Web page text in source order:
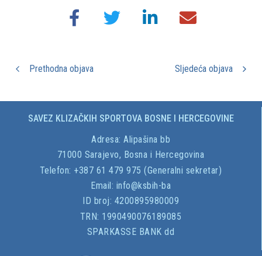
Prethodna objava Sljedeća objava
SAVEZ KLIZAČKIH SPORTOVA BOSNE I HERCEGOVINE
Adresa: Alipašina bb
71000 Sarajevo, Bosna i Hercegovina
Telefon: +387 61 479 975 (Generalni sekretar)
Email: info@ksbih-ba
ID broj: 4200895980009
TRN: 1990490076189085
SPARKASSE BANK dd